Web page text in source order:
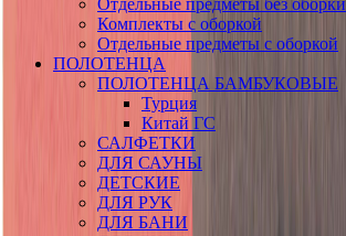
Комплекты с оборкой
Отдельные предметы с оборкой
ПОЛОТЕНЦА
ПОЛОТЕНЦА БАМБУКОВЫЕ
Турция
Китай ГС
САЛФЕТКИ
ДЛЯ САУНЫ
ДЕТСКИЕ
ДЛЯ РУК
ДЛЯ БАНИ